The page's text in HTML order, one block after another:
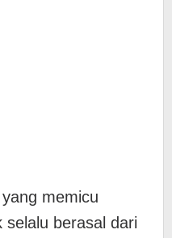
memicu
selalu berasal dari